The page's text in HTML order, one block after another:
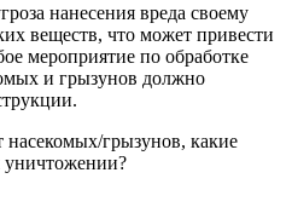
нанесения вреда своему
веществ, что может привести
мероприятие по обработке
и грызунов должно
насекомых/грызунов, какие